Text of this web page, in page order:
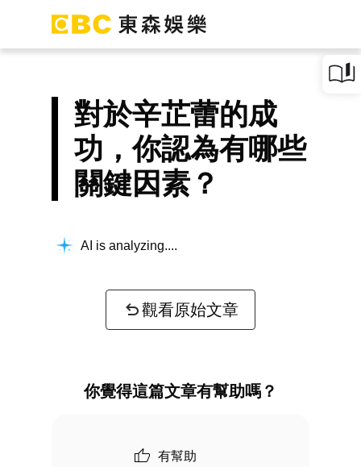
對於辛芷蕾的成
功，你認為有哪些
關鍵因素？
AI is analyzing...
觀看原始文章
你覺得這篇文章有幫助嗎？
有幫助